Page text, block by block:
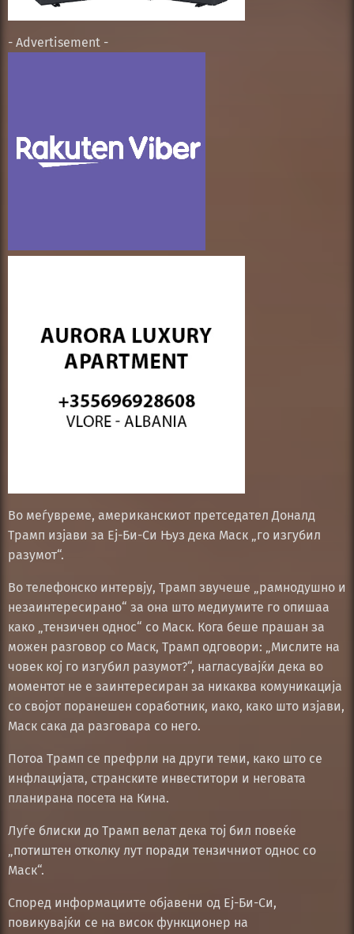
- Advertisement -
Во меѓувреме, американскиот претседател Доналд
Трамп изјави за Еј-Би-Си Њуз дека Маск „го изгубил
разумот“.
Во телефонско интервју, Трамп звучеше „рамнодушно и
незаинтересирано“ за она што медиумите го опишаа
како „тензичен однос“ со Маск. Кога беше прашан за
можен разговор со Маск, Трамп одговори: „Мислите на
човек кој го изгубил разумот?“, нагласувајќи дека во
моментот не е заинтересиран за никаква комуникација
со својот поранешен соработник, иако, како што изјави,
Маск сака да разговара со него.
Потоа Трамп се префрли на други теми, како што се
инфлацијата, странските инвеститори и неговата
планирана посета на Кина.
Луѓе блиски до Трамп велат дека тој бил повеќе
„потиштен отколку лут поради тензичниот однос со
Маск“.
Според информациите објавени од Еј-Би-Си,
повикувајќи се на висок функционер на